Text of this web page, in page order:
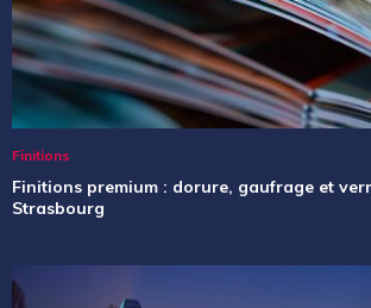
Finitions
Finitions premium : dorure, gaufrage et
Strasbourg